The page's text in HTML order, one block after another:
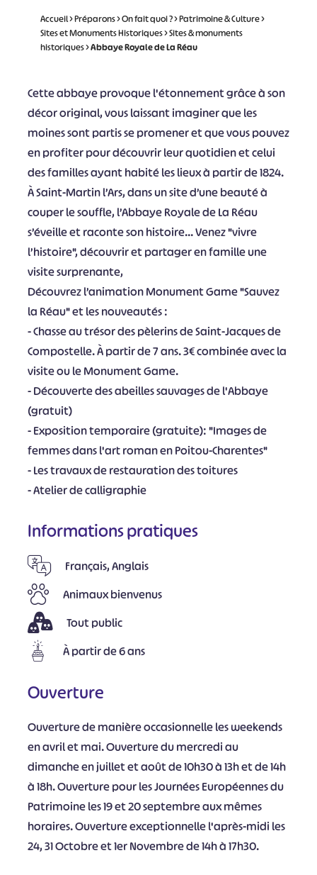
Accueil>Préparons>On fait quoi ?>Patrimoine & Culture>
Sites et Monuments Historiques>Sites & monuments
historiques>Abbaye Royale de La Réau
Cette abbaye provoque l'étonnement grâce à son
décor original, vous laissant imaginer que les
moines sont partis se promener et que vous pouvez
en profiter pour découvrir leur quotidien et celui
des familles ayant habité les lieux à partir de 1824.
À Saint-Martin l’Ars, dans un site d’une beauté à
couper le souffle, l’Abbaye Royale de La Réau
s’éveille et raconte son histoire… Venez "vivre
l’histoire", découvrir et partager en famille une
visite surprenante,
Découvrez l’animation Monument Game "Sauvez
la Réau" et les nouveautés :
- Chasse au trésor des pèlerins de Saint-Jacques de
Compostelle. À partir de 7 ans. 3€ combinée avec la
visite ou le Monument Game.
- Découverte des abeilles sauvages de l'Abbaye
(gratuit)
- Exposition temporaire (gratuite): "Images de
femmes dans l'art roman en Poitou-Charentes"
- Les travaux de restauration des toitures
- Atelier de calligraphie
Informations pratiques
Français, Anglais
Animaux bienvenus
Tout public
À partir de 6 ans
Ouverture
Ouverture de manière occasionnelle les weekends
en avril et mai. Ouverture du mercredi au
dimanche en juillet et août de 10h30 à 13h et de 14h
à 18h. Ouverture pour les Journées Européennes du
Patrimoine les 19 et 20 septembre aux mêmes
horaires. Ouverture exceptionnelle l'après-midi les
24, 31 Octobre et 1er Novembre de 14h à 17h30.